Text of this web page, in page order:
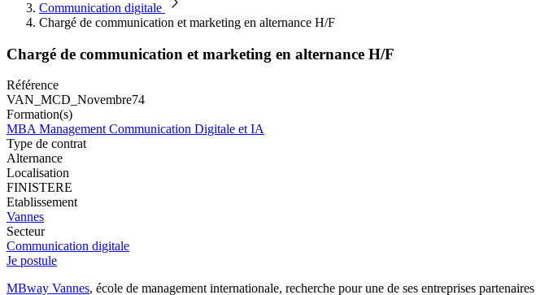
Communication digitale
Chargé de communication et marketing en alternance H/F
Chargé de communication et marketing en alternance H/F
Référence
VAN_MCD_Novembre74
Formation(s)
MBA Management Communication Digitale et IA
Type de contrat
Alternance
Localisation
FINISTERE
Etablissement
Vannes
Secteur
Communication digitale
Je postule
MBway Vannes, école de management internationale, recherche pour une de ses entreprises